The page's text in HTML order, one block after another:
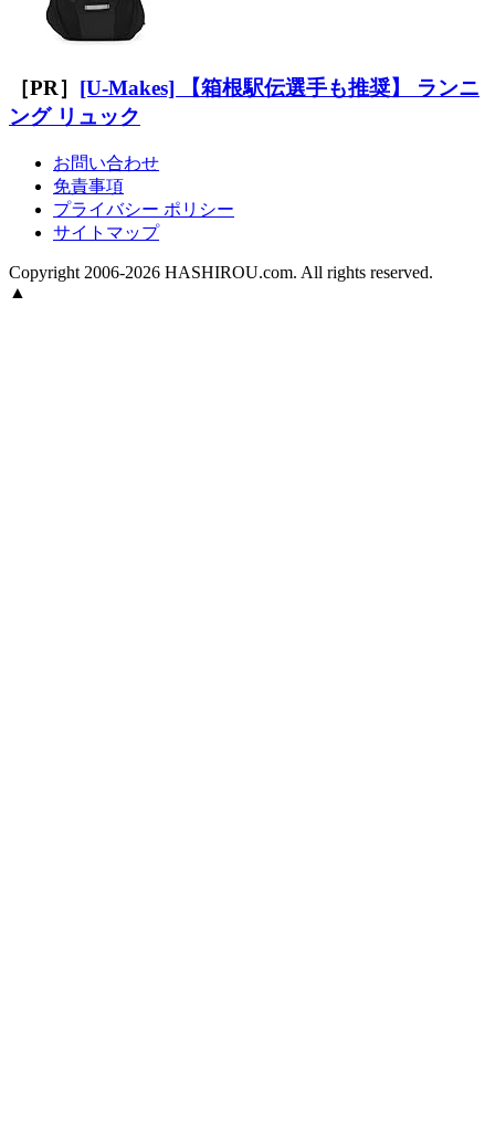
［PR］ [U-Makes] 【箱根駅伝選手も推奨】 ランニ
ング リュック
お問い合わせ
免責事項
プライバシー ポリシー
サイトマップ
Copyright 2006-2026 HASHIROU.com. All rights reserved.
▲